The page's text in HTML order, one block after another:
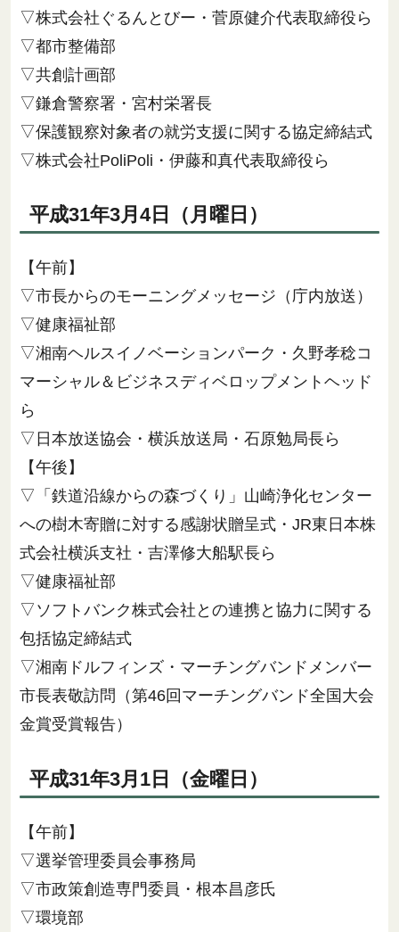
▽株式会社ぐるんとびー・菅原健介代表取締役ら
▽都市整備部
▽共創計画部
▽鎌倉警察署・宮村栄署長
▽保護観察対象者の就労支援に関する協定締結式
▽株式会社PoliPoli・伊藤和真代表取締役ら
平成31年3月4日（月曜日）
【午前】
▽市長からのモーニングメッセージ（庁内放送）
▽健康福祉部
▽湘南ヘルスイノベーションパーク・久野孝稔コ
マーシャル＆ビジネスディベロップメントヘッド
ら
▽日本放送協会・横浜放送局・石原勉局長ら
【午後】
▽「鉄道沿線からの森づくり」山崎浄化センター
への樹木寄贈に対する感謝状贈呈式・JR東日本株
式会社横浜支社・吉澤修大船駅長ら
▽健康福祉部
▽ソフトバンク株式会社との連携と協力に関する
包括協定締結式
▽湘南ドルフィンズ・マーチングバンドメンバー
市長表敬訪問（第46回マーチングバンド全国大会
金賞受賞報告）
平成31年3月1日（金曜日）
【午前】
▽選挙管理委員会事務局
▽市政策創造専門委員・根本昌彦氏
▽環境部